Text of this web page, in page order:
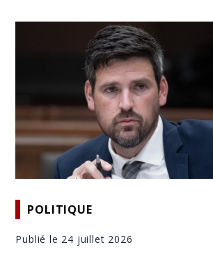
POLITIQUE
Publié le 24 juillet 2026